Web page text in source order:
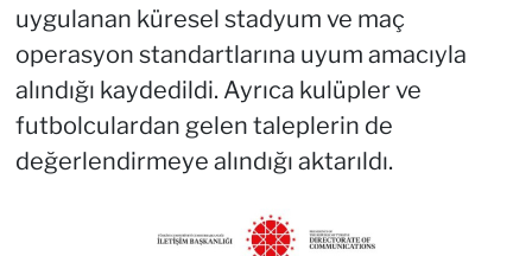
uygulanan küresel stadyum ve maç
operasyon standartlarına uyum amacıyla
alındığı kaydedildi. Ayrıca kulüpler ve
futbolculardan gelen taleplerin de
değerlendirmeye alındığı aktarıldı.